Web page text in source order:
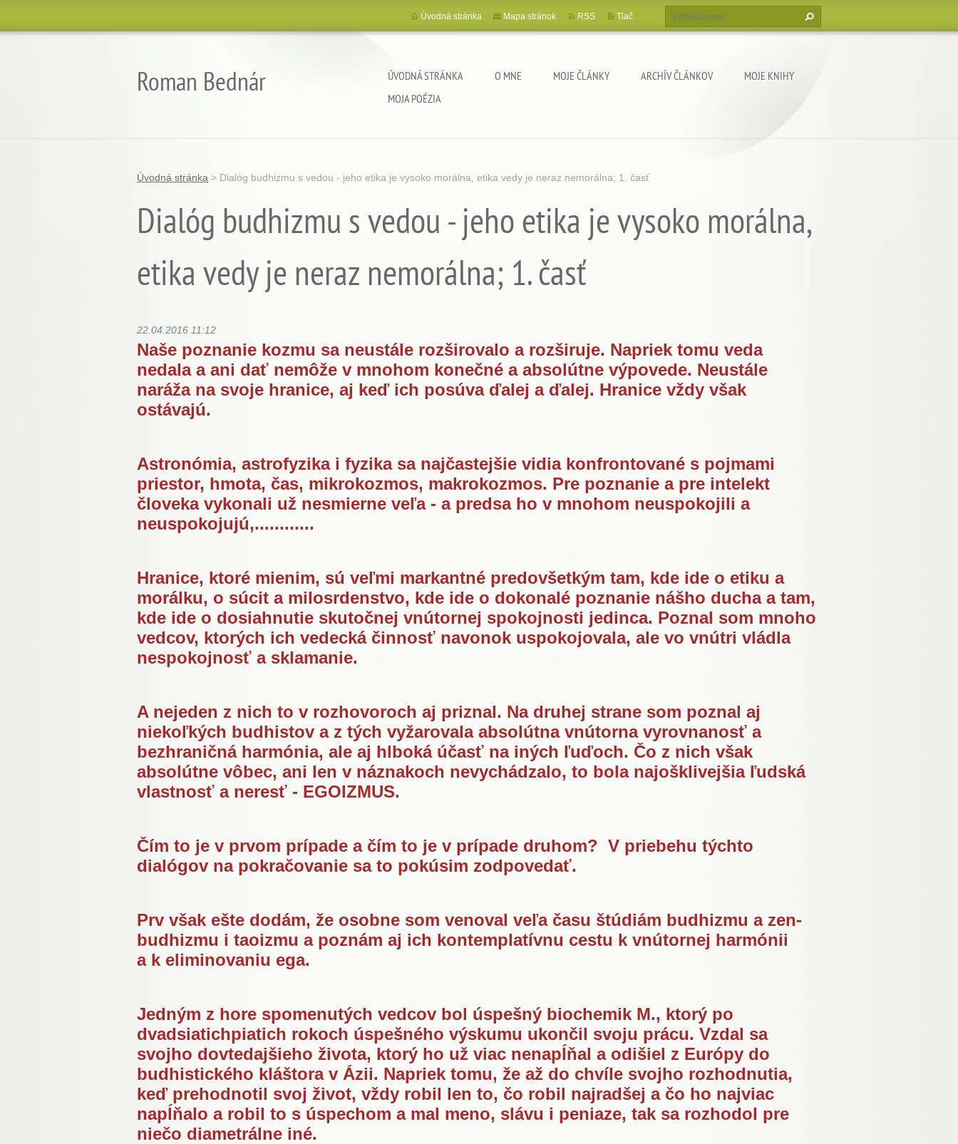
Roman Bednár ÚVODNÁ STRÁNKA O MNE MOJE ČLÁNKY ARCHÍV ČLÁNKOV
MOJE KNIHY
MOJA POÉZIA
Úvodná stránka Mapa stránok RSS Tlač
Úvodná stránka > Dialóg budhizmu s vedou - jeho etika je vysoko morálna, etika vedy je neraz nemorálna; 1. časť
Dialóg budhizmu s vedou - jeho etika je vysoko morálna,
etika vedy je neraz nemorálna; 1. časť
22.04.2016 11:12
Naše poznanie kozmu sa neustále rozširovalo a rozširuje. Napriek tomu veda
nedala a ani dať nemôže v mnohom konečné a absolútne výpovede. Neustále
naráža na svoje hranice, aj keď ich posúva ďalej a ďalej. Hranice vždy však
ostávajú.
Astronómia, astrofyzika i fyzika sa najčastejšie vidia konfrontované s pojmami
priestor, hmota, čas, mikrokozmos, makrokozmos. Pre poznanie a pre intelekt
človeka vykonali už nesmierne veľa - a predsa ho v mnohom neuspokojili a
neuspokojujú,............
Hranice, ktoré mienim, sú veľmi markantné predovšetkým tam, kde ide o etiku a
morálku, o súcit a milosrdenstvo, kde ide o dokonalé poznanie nášho ducha a tam,
kde ide o dosiahnutie skutočnej vnútornej spokojnosti jedinca. Poznal som mnoho
vedcov, ktorých ich vedecká činnosť navonok uspokojovala, ale vo vnútri vládla
nespokojnosť a sklamanie.
A nejeden z nich to v rozhovoroch aj priznal. Na druhej strane som poznal aj
niekoľkých budhistov a z tých vyžarovala absolútna vnútorna vyrovnanosť a
bezhraničná harmónia, ale aj hlboká účasť na iných ľuďoch. Čo z nich však
absolútne vôbec, ani len v náznakoch nevychádzalo, to bola najošklivejšia ľudská
vlastnosť a neresť - EGOIZMUS.
Čím to je v prvom prípade a čím to je v prípade druhom? V priebehu týchto
dialógov na pokračovanie sa to pokúsim zodpovedať.
Prv však ešte dodám, že osobne som venoval veľa času štúdiám budhizmu a zen-
budhizmu i taoizmu a poznám aj ich kontemplatívnu cestu k vnútornej harmónii
a k eliminovaniu ega.
Jedným z hore spomenutých vedcov bol úspešný biochemik M., ktorý po
dvadsiatichpiatich rokoch úspešného výskumu ukončil svoju prácu. Vzdal sa
svojho dovtedajšieho života, ktorý ho už viac nenapĺňal a odišiel z Európy do
budhistického kláštora v Ázii. Napriek tomu, že až do chvíle svojho rozhodnutia,
keď prehodnotil svoj život, vždy robil len to, čo robil najradšej a čo ho najviac
napĺňalo a robil to s úspechom a mal meno, slávu i peniaze, tak sa rozhodol pre
niečo diametrálne iné.